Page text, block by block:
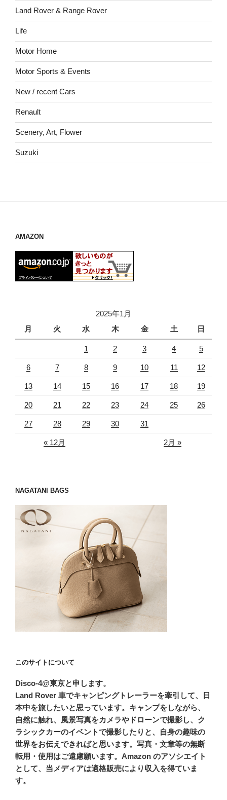
Land Rover & Range Rover
Life
Motor Home
Motor Sports & Events
New / recent Cars
Renault
Scenery, Art, Flower
Suzuki
AMAZON
2025年1月
月
火 水 木 金 土 日
1 2 3 4 5
6 7 8 9 10 11 12
13 14 15 16 17 18 19
20 21 22 23 24 25 26
27 28 29 30 31
« 12月 2月 »
NAGATANI BAGS
このサイトについて
Disco-4@東京と申します。
Land Rover 車でキャンピングトレーラーを牽引して、日
本中を旅したいと思っています。キャンプをしながら、
自然に触れ、風景写真をカメラやドローンで撮影し、ク
ラシックカーのイベントで撮影したりと、自身の趣味の
世界をお伝えできればと思います。写真・文章等の無断
転用・使用はご遠慮願います。Amazon のアソシエイト
として、当メディアは適格販売により収入を得ていま
す。